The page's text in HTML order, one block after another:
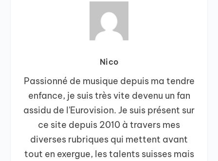
Nico
Passionné de musique depuis ma tendre
enfance, je suis très vite devenu un fan
assidu de l'Eurovision. Je suis présent sur
ce site depuis 2010 à travers mes
diverses rubriques qui mettent avant
tout en exergue, les talents suisses mais